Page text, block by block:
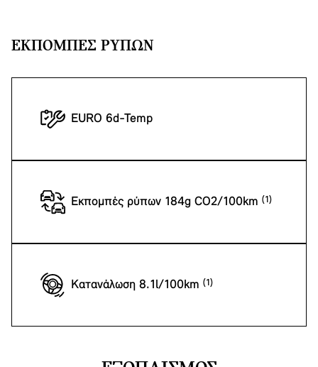
ΕΚΠΟΜΠΈΣ ΡΎΠΩΝ
EURO 6d-Temp
Εκπομπές ρύπων 184g CO2/100km
Κατανάλωση 8.1l/100km